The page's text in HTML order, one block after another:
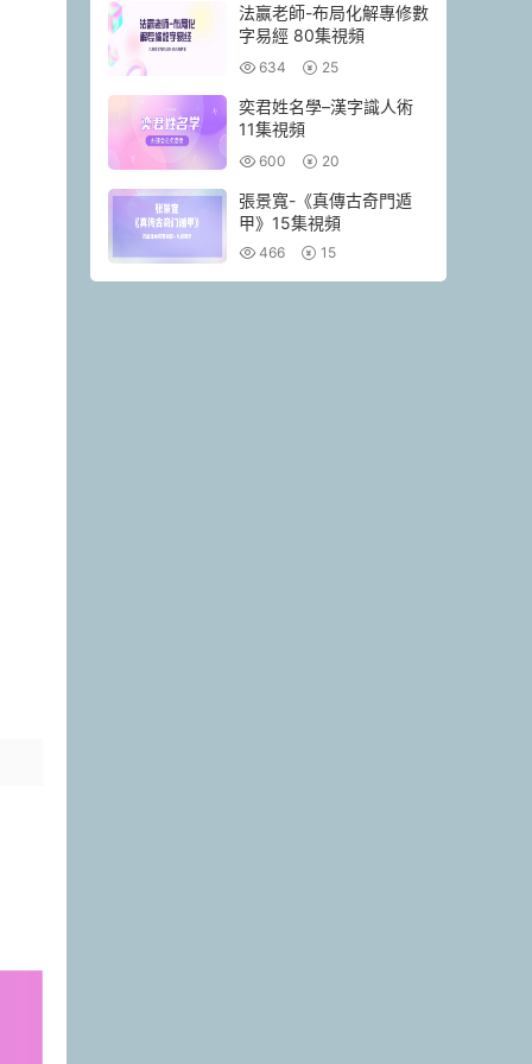
法赢老師-布局化解專修數
字易經 80集視頻
634 25
奕君姓名學–漢字識人術
11集視頻
600 20
張景寬-《真傳古奇門遁
甲》15集視頻
466 15